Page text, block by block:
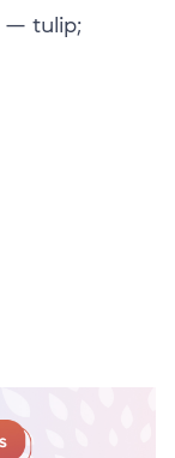
— tulip;